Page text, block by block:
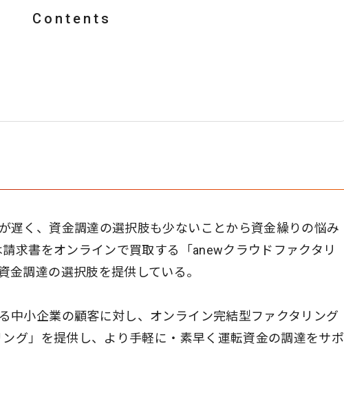
Contents
遅く、資金調達の選択肢も少ないことから資金繰りの悩み
求書をオンラインで買取する「anewクラウドファクタリ
金調達の選択肢を提供している。
中小企業の顧客に対し、オンライン完結型ファクタリング
グ」を提供し、より手軽に・素早く運転資金の調達をサポ